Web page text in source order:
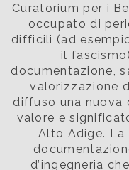
Curatorium per i
occupato di
difficili (ad
il
documentazione,
valorizzazione
diffuso una nuova
valore e
Alto Adige. La
d’ingegneria